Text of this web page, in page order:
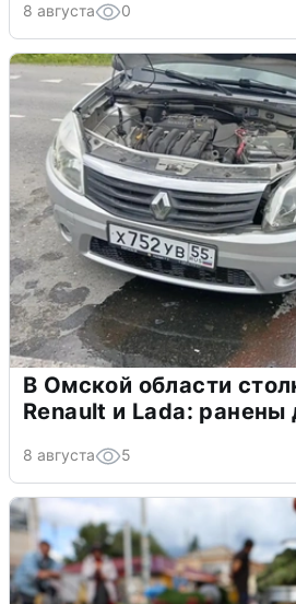
8 августа 0
В Омской области
Renault и Lada: ранены
8 августа 5